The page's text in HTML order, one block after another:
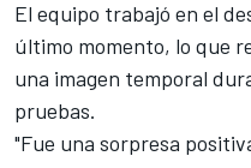
El equipo trabajó en el
último momento, lo que
una imagen temporal
pruebas.
"Fue una sorpresa